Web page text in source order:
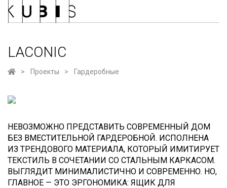
LACONIC
Проекты Гардеробные
НЕВОЗМОЖНО ПРЕДСТАВИТЬ СОВРЕМЕННЫЙ ДОМ
БЕЗ ВМЕСТИТЕЛЬНОЙ ГАРДЕРОБНОЙ. ИСПОЛНЕНА
ИЗ ТРЕНДОВОГО МАТЕРИАЛА, КОТОРЫЙ ИМИТИРУЕТ
ТЕКСТИЛЬ В СОЧЕТАНИИ СО СТАЛЬНЫМ КАРКАСОМ.
ВЫГЛЯДИТ МИНИМАЛИСТИЧНО И СОВРЕМЕННО. НО,
ГЛАВНОЕ — ЭТО ЭРГОНОМИКА: ЯЩИК ДЛЯ